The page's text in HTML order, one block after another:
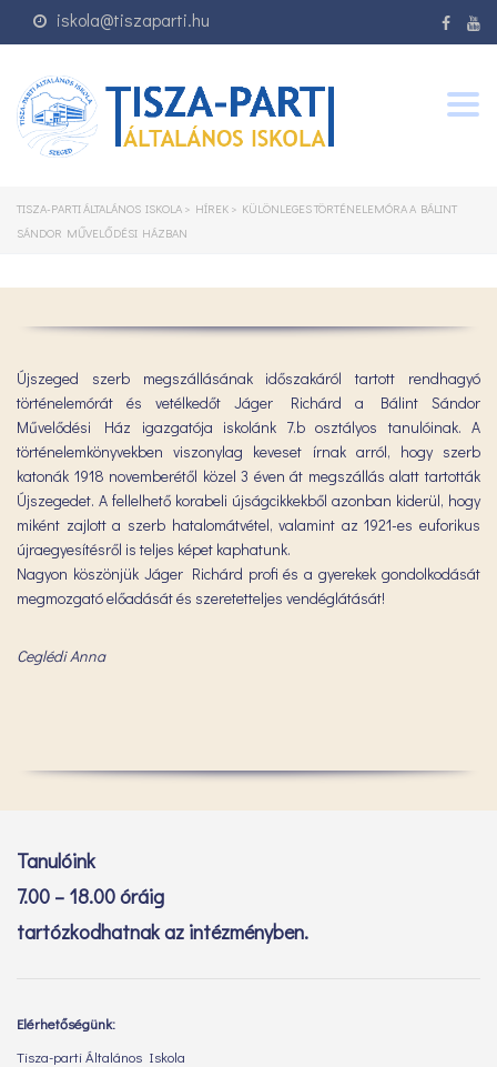
iskola@tiszaparti.hu
TISZA-PARTI ÁLTALÁNOS ISKOLA > HÍREK > KÜLÖNLEGES TÖRTÉNELEMÓRA A BÁLINT
SÁNDOR MŰVELŐDÉSI HÁZBAN
Újszeged szerb megszállásának időszakáról tartott rendhagyó
történelemórát és vetélkedőt Jáger Richárd a Bálint Sándor
Művelődési Ház igazgatója iskolánk 7.b osztályos tanulóinak. A
történelemkönyvekben viszonylag keveset írnak arról, hogy szerb
katonák 1918 novemberétől közel 3 éven át megszállás alatt tartották
Újszegedet. A fellelhető korabeli újságcikkekből azonban kiderül, hogy
miként zajlott a szerb hatalomátvétel, valamint az 1921-es euforikus
újraegyesítésről is teljes képet kaphatunk.
Nagyon köszönjük Jáger Richárd profi és a gyerekek gondolkodását
megmozgató előadását és szeretetteljes vendéglátását!
Ceglédi Anna
Tanulóink
7.00 – 18.00 óráig
tartózkodhatnak az intézményben.
Elérhetőségünk:
Tisza-parti Általános Iskola